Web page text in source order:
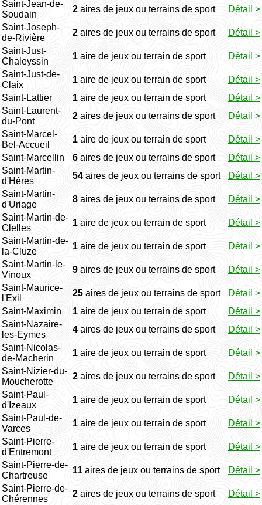
Saint-Jean-de-
Soudain
2 aires de jeux ou terrains de sport
Détail >
Saint-Joseph-
de-Rivière
2 aires de jeux ou terrains de sport
Détail >
Saint-Just-
Chaleyssin
1 aire de jeux ou terrain de sport
Détail >
Saint-Just-de-
Claix
1 aire de jeux ou terrain de sport
Détail >
Saint-Lattier
1 aire de jeux ou terrain de sport
Détail >
Saint-Laurent-
du-Pont
2 aires de jeux ou terrains de sport
Détail >
Saint-Marcel-
Bel-Accueil
1 aire de jeux ou terrain de sport
Détail >
Saint-Marcellin
6 aires de jeux ou terrains de sport
Détail >
Saint-Martin-
d'Hères
54 aires de jeux ou terrains de sport
Détail >
Saint-Martin-
d'Uriage
8 aires de jeux ou terrains de sport
Détail >
Saint-Martin-de-
Clelles
1 aire de jeux ou terrain de sport
Détail >
Saint-Martin-de-
la-Cluze
1 aire de jeux ou terrain de sport
Détail >
Saint-Martin-le-
Vinoux
9 aires de jeux ou terrains de sport
Détail >
Saint-Maurice-
l'Exil
25 aires de jeux ou terrains de sport
Détail >
Saint-Maximin
1 aire de jeux ou terrain de sport
Détail >
Saint-Nazaire-
les-Eymes
4 aires de jeux ou terrains de sport
Détail >
Saint-Nicolas-
de-Macherin
1 aire de jeux ou terrain de sport
Détail >
Saint-Nizier-du-
Moucherotte
2 aires de jeux ou terrains de sport
Détail >
Saint-Paul-
d'Izeaux
1 aire de jeux ou terrain de sport
Détail >
Saint-Paul-de-
Varces
1 aire de jeux ou terrain de sport
Détail >
Saint-Pierre-
d'Entremont
1 aire de jeux ou terrain de sport
Détail >
Saint-Pierre-de-
Chartreuse
11 aires de jeux ou terrains de sport
Détail >
Saint-Pierre-de-
Chérennes
2 aires de jeux ou terrains de sport
Détail >